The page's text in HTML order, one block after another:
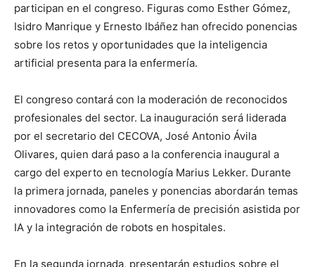
participan en el congreso. Figuras como Esther Gómez,
Isidro Manrique y Ernesto Ibáñez han ofrecido ponencias
sobre los retos y oportunidades que la inteligencia
artificial presenta para la enfermería.
El congreso contará con la moderación de reconocidos
profesionales del sector. La inauguración será liderada
por el secretario del CECOVA, José Antonio Ávila
Olivares, quien dará paso a la conferencia inaugural a
cargo del experto en tecnología Marius Lekker. Durante
la primera jornada, paneles y ponencias abordarán temas
innovadores como la Enfermería de precisión asistida por
IA y la integración de robots en hospitales.
En la segunda jornada, presentarán estudios sobre el